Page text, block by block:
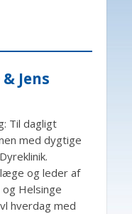
Jens
Til dagligt
med dygtige
og leder af
Helsinge
hverdag med